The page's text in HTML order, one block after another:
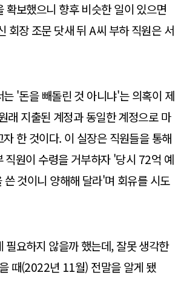
보했으니 향후 비슷한 일이 있으면
회장 조문 닷새 뒤 A씨 부하 직원은 서
'돈을 빼돌린 것 아니냐'는 의혹이 제
래 지출된 계정과 동일한 계정으로 마
한 것이다. 이 실장은 직원들을 통해
원이 수령을 거부하자 '당시 72억 예
것이니 양해해 달라'며 회유를 시도
요하지 않을까 했는데, 잘못 생각한
때(2022년 11월) 전말을 알게 됐